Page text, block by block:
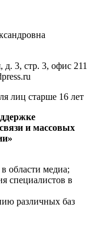
д. 3, стр. 3, офис 211
лиц старше 16 лет
и массовых
области медиа;
специалистов в
различных баз